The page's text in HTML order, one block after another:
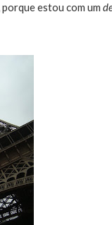
estou com um